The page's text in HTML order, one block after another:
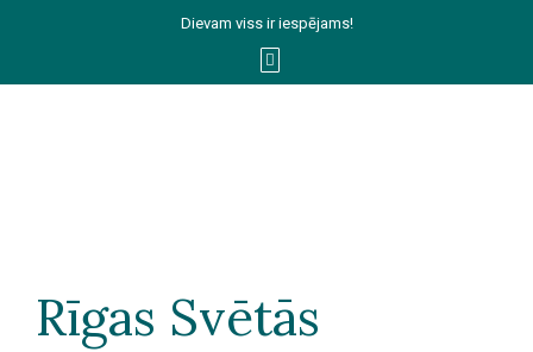
Dievam viss ir iespējams!
Rīgas Svētās